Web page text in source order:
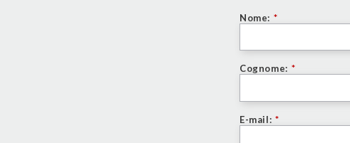
*
Nome:
*
Cognome:
*
E-mail: